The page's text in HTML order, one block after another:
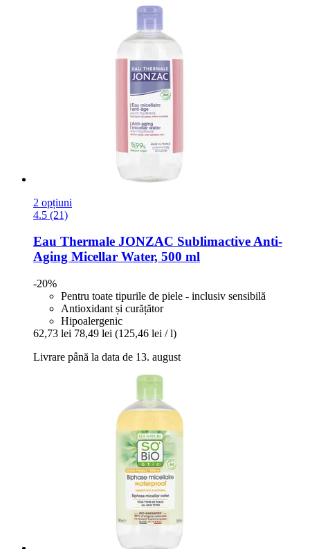
2 opțiuni
4.5 (21)
Eau Thermale JONZAC Sublimactive Anti-​
Aging Micellar Water, 500 ml
-20%
Pentru toate tipurile de piele - inclusiv sensibilă
Antioxidant și curățător
Hipoalergenic
62,73 lei 78,49 lei (125,46 lei / l)
Livrare până la data de 13. august